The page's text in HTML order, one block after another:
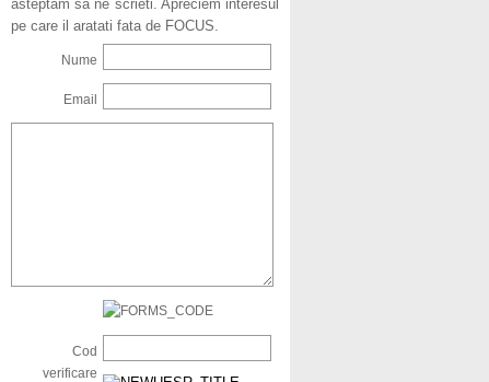
asteptam sa ne scrieti. Apreciem interesul
pe care il aratati fata de FOCUS.
Nume
Email
Cod
verificare